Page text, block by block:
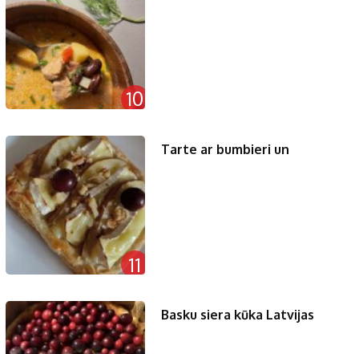
10
11
Tarte ar bumbieri un
Basku siera kūka Latvijas